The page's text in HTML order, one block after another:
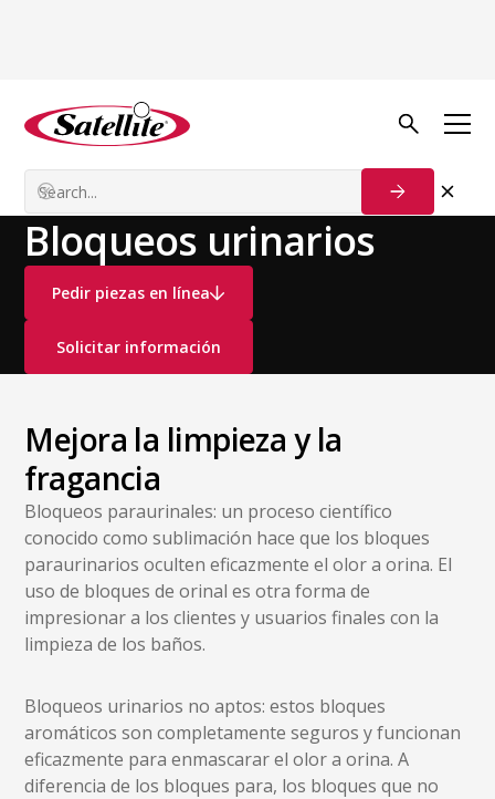
Ver todos los productos
Desodorizantes y
Consumibles
Potenciadores de
Bloqueos urinarios
Pedir piezas en línea
Solicitar información
Mejora la limpieza y la
fragancia
Bloqueos paraurinales: un proceso científico
conocido como sublimación hace que los bloques
paraurinarios oculten eficazmente el olor a orina. El
uso de bloques de orinal es otra forma de
impresionar a los clientes y usuarios finales con la
limpieza de los baños.
Bloqueos urinarios no aptos: estos bloques
aromáticos son completamente seguros y funcionan
eficazmente para enmascarar el olor a orina. A
diferencia de los bloques para, los bloques que no